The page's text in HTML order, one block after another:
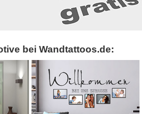
bei Wandtattoos.de: